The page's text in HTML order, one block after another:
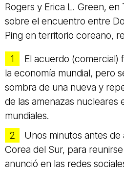
Rogers y Erica L. Green,
sobre el encuentro entre
Ping en territorio coreano,
El acuerdo (comercial)
la economía mundial, pero
sombra de una nueva y
de las amenazas nucleares
mundiales.
Unos minutos antes de
Corea del Sur, para
anunció en las redes